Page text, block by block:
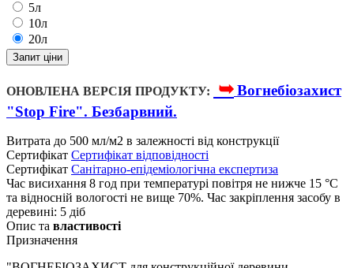
5л
10л
20л
Запит ціни
ОНОВЛЕНА ВЕРСІЯ ПРОДУКТУ: ➥Вогнебіозахист
"Stop Fire". Безбарвний.
Витрата до 500 мл/м2 в залежності від конструкції
Cертифікат Cертифікат відповідності
Cертифікат Санітарно-епідеміологічна експертиза
Час висихання 8 год при температурі повітря не нижче 15 °С
та відносній вологості не вище 70%. Час закріплення засобу в
деревині: 5 діб
Опис та властивості
Призначення